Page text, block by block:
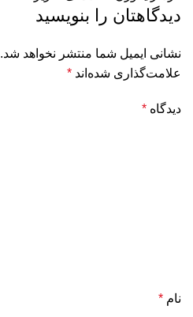
دیدگاهتان را بنویسید
نشانی ایمیل شما منتشر نخواهد شد.
علامت‌گذاری شده‌اند *
دیدگاه *
نام *